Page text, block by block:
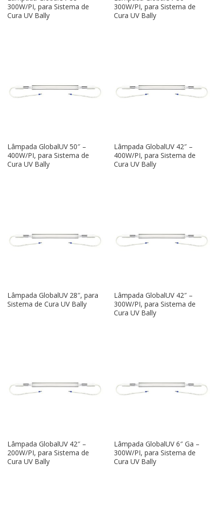
300W/PI, para Sistema de
Cura UV Bally
300W/PI, para Sistema de
Cura UV Bally
Lâmpada GlobalUV 50″ –
400W/PI, para Sistema de
Cura UV Bally
Lâmpada GlobalUV 42″ –
400W/PI, para Sistema de
Cura UV Bally
Lâmpada GlobalUV 28″, para
Sistema de Cura UV Bally
Lâmpada GlobalUV 42″ –
300W/PI, para Sistema de
Cura UV Bally
Lâmpada GlobalUV 42″ –
200W/PI, para Sistema de
Cura UV Bally
Lâmpada GlobalUV 6″ Ga –
300W/PI, para Sistema de
Cura UV Bally